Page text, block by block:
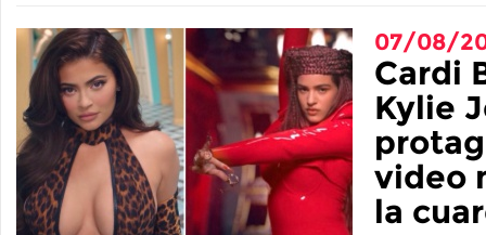
07/08/
Cardi
Kylie
video
la